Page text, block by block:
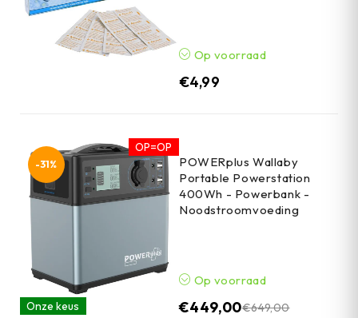
Op voorraad
€4,99
OP=OP
Onze keus
-31%
POWERplus Wallaby
Portable Powerstation
400Wh - Powerbank -
Noodstroomvoeding
Op voorraad
€649,00
€449,00